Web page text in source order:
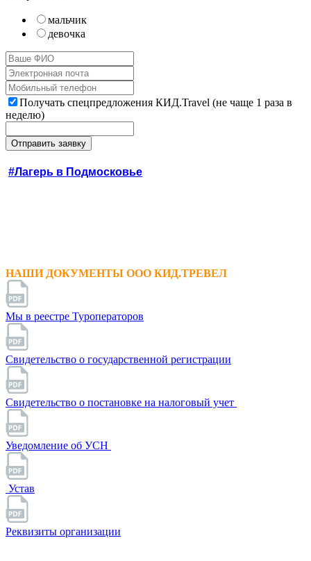
мальчик
девочка
Получать спецпредложения КИД.Travel (не чаще 1 раза в
неделю)
#Лагерь в Подмосковье
НАШИ ДОКУМЕНТЫ ООО КИД.ТРЕВЕЛ
Мы в реестре Туроператоров
Свидетельство о государственной регистрации
Свидетельство о постановке на налоговый учет
Уведомление об УСН
Устав
Реквизиты организации